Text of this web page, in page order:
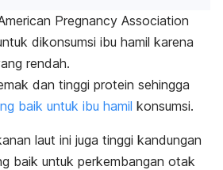
Pregnancy Association
dikonsumsi ibu hamil karena
rendah.
dan tinggi protein sehingga
baik untuk ibu hamil konsumsi.
laut ini juga tinggi kandungan
baik untuk perkembangan otak